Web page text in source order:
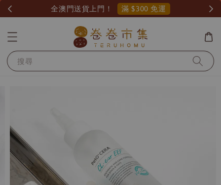
全澳門送貨上門！ 滿 $300 免運
搜尋